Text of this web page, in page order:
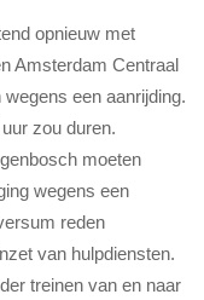
opnieuw met
Amsterdam Centraal
een aanrijding.
zou duren.
moeten
wegens een
reden
van hulpdiensten.
treinen van en naar